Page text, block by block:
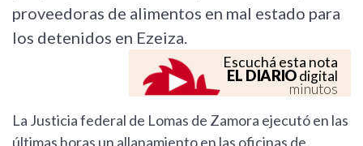
proveedoras de alimentos en mal estado para
los detenidos en Ezeiza.
Escuchá esta nota
EL DIARIOdigital
minutos
La Justicia federal de Lomas de Zamora ejecutó en las
últimas horas un allanamiento en las oficinas de